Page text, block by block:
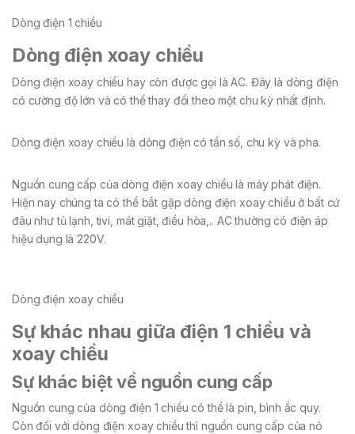
Dòng điện 1 chiều
Dòng điện xoay chiều
Dòng điện xoay chiều hay còn được gọi là AC. Đây là dòng điện
có cường độ lớn và có thể thay đổi theo một chu kỳ nhất định.
Dòng điện xoay chiều là dòng điện có tần số, chu kỳ và pha.
Nguồn cung cấp của dòng điện xoay chiều là máy phát điện.
Hiện nay chúng ta có thể bắt gặp dòng điện xoay chiều ở bất cứ
đâu như tủ lạnh, tivi, mát giặt, điều hòa,.. AC thường có điện áp
hiệu dụng là 220V.
Dòng điện xoay chiều
Sự khác nhau giữa điện 1 chiều và
xoay chiều
Sự khác biệt về nguồn cung cấp
Nguồn cung của dòng điện 1 chiều có thể là pin, bình ắc quy.
Còn đối với dòng điện xoay chiều thì nguồn cung cấp của nó